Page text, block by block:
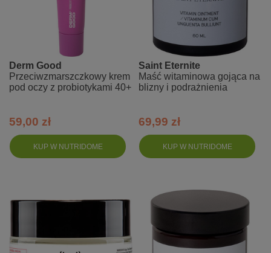
KUP W NUTRIDOME
Derm Good
Przeciwzmarszczkowy krem
pod oczy z probiotykami 40+
59,00 zł
KUP W NUTRIDOME
Saint Eternite
Maść witaminowa gojąca na
blizny i podrażnienia
69,99 zł